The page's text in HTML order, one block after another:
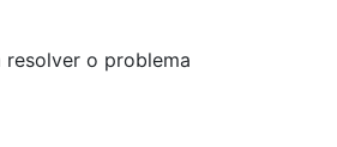
o problema